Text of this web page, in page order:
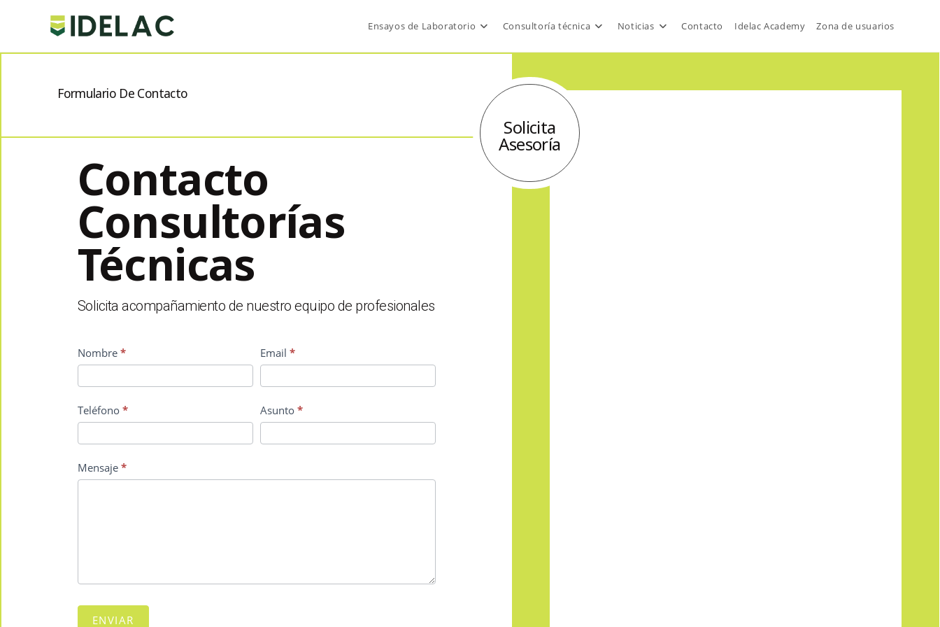
Ensayos de Laboratorio Consultoría técnica Noticias Contacto Idelac Academy Zona de usuarios
Formulario De Contacto
Solicita
Asesoría
Contacto
Consultorías
Técnicas
Solicita acompañamiento de nuestro equipo de profesionales
Contact
Us
Nombre * Email *
Teléfono * Asunto *
Mensaje *
ENVIAR